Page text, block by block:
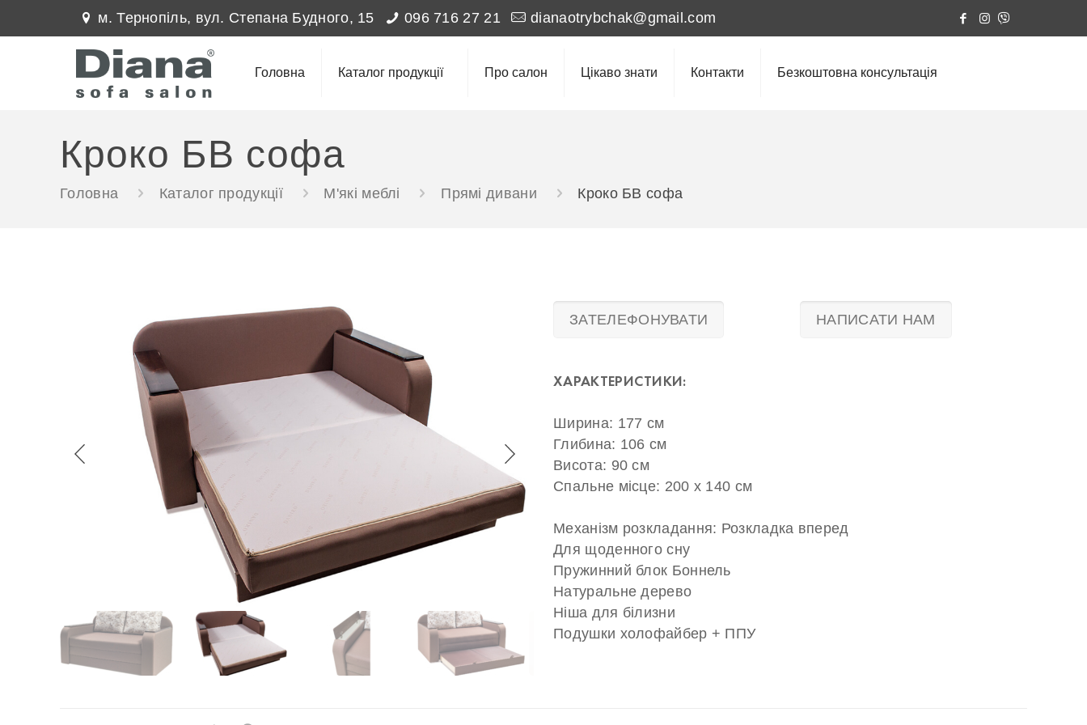
м. Тернопіль, вул. Степана Будного, 15 096 716 27 21 dianaotrybchak@gmail.com
Головна Каталог продукції Про салон Цікаво знати Контакти Безкоштовна консультація
Кроко БВ софа
Головна Каталог продукції М'які меблі Прямі дивани Кроко БВ софа
ЗАТЕЛЕФОНУВАТИ НАПИСАТИ НАМ
ХАРАКТЕРИСТИКИ:
Ширина: 177 см
Глибина: 106 см
Висота: 90 см
Спальне місце: 200 х 140 см
Механізм розкладання: Розкладка вперед
Для щоденного сну
Пружинний блок Боннель
Натуральне дерево
Ніша для білизни
Подушки холофайбер + ППУ